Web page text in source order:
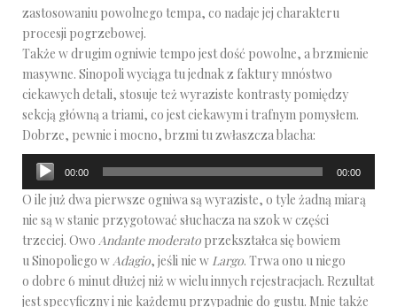
zastosowaniu powolnego tempa, co nadaje jej charakteru
procesji pogrzebowej.
Także w drugim ogniwie tempo jest dość powolne, a brzmienie
masywne. Sinopoli wyciąga tu jednak z faktury mnóstwo
ciekawych detali, stosuje też wyraziste kontrasty pomiędzy
sekcją główną a triami, co jest ciekawym i trafnym pomysłem.
Dobrze, pewnie i mocno, brzmi tu zwłaszcza blacha:
Odtwarzacz
plików
dźwiękowych
00:00 00:00
O ile już dwa pierwsze ogniwa są wyraziste, o tyle żadną miarą
nie są w stanie przygotować słuchacza na szok w części
trzeciej. Owo Andante moderato przekształca się bowiem
u Sinopoliego wAdagio, jeśli nie w Largo. Trwa ono u niego
o dobre 6 minut dłużej niż w wielu innych rejestracjach. Rezultat
jest specyficzny i nie każdemu przypadnie do gustu. Mnie także